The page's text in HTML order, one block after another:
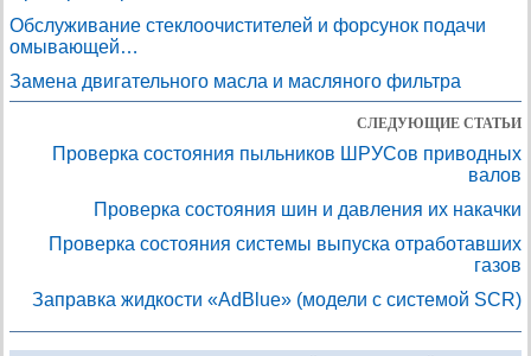
Обслуживание стеклоочистителей и форсунок подачи
омывающей…
Замена двигательного масла и масляного фильтра
СЛЕДУЮЩИЕ СТАТЬИ
Проверка состояния пыльников ШРУСов приводных
валов
Проверка состояния шин и давления их накачки
Проверка состояния системы выпуска отработавших
газов
Заправка жидкости «AdBlue» (модели с системой SCR)